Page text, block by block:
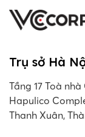
Trụ sở Hà
Tầng 17 Toà
Hapulico
Thanh Xuân,